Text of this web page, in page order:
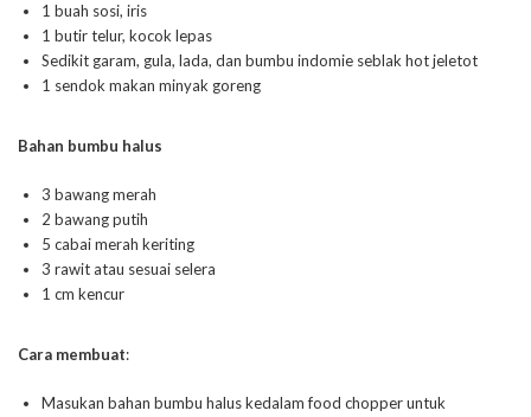
1 buah sosi, iris
1 butir telur, kocok lepas
Sedikit garam, gula, lada, dan bumbu indomie seblak hot jeletot
1 sendok makan minyak goreng
Bahan bumbu halus
3 bawang merah
2 bawang putih
5 cabai merah keriting
3 rawit atau sesuai selera
1 cm kencur
Cara membuat:
Masukan bahan bumbu halus kedalam food chopper untuk